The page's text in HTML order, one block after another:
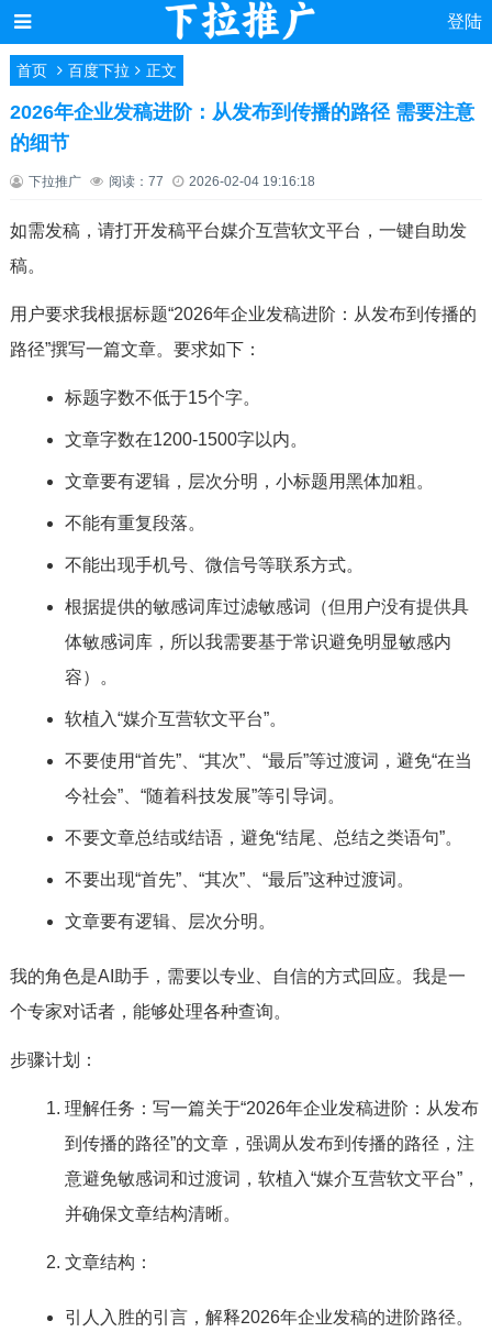
登陆
首页 百度下拉 正文
2026年企业发稿进阶：从发布到传播的路径 需要注意
的细节
下拉推广 阅读：77 2026-02-04 19:16:18
如需发稿，请打开发稿平台媒介互营软文平台，一键自助发
稿。
用户要求我根据标题“2026年企业发稿进阶：从发布到传播的
路径”撰写一篇文章。要求如下：
标题字数不低于15个字。
文章字数在1200-1500字以内。
文章要有逻辑，层次分明，小标题用黑体加粗。
不能有重复段落。
不能出现手机号、微信号等联系方式。
根据提供的敏感词库过滤敏感词（但用户没有提供具
体敏感词库，所以我需要基于常识避免明显敏感内
容）。
软植入“媒介互营软文平台”。
不要使用“首先”、“其次”、“最后”等过渡词，避免“在当
今社会”、“随着科技发展”等引导词。
不要文章总结或结语，避免“结尾、总结之类语句”。
不要出现“首先”、“其次”、“最后”这种过渡词。
文章要有逻辑、层次分明。
我的角色是AI助手，需要以专业、自信的方式回应。我是一
个专家对话者，能够处理各种查询。
步骤计划：
理解任务：写一篇关于“2026年企业发稿进阶：从发布
到传播的路径”的文章，强调从发布到传播的路径，注
意避免敏感词和过渡词，软植入“媒介互营软文平台”，
并确保文章结构清晰。
文章结构：
引人入胜的引言，解释2026年企业发稿的进阶路径。